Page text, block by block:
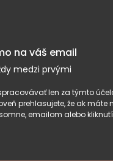
na váš email
medzi prvými
len za týmto
prehlasujete, že ak
emailom alebo